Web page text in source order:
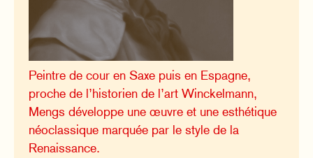
Peintre de cour en Saxe puis en Espagne,
proche de l’historien de l’art Winckelmann,
Mengs développe une œuvre et une esthétique
néoclassique marquée par le style de la
Renaissance.